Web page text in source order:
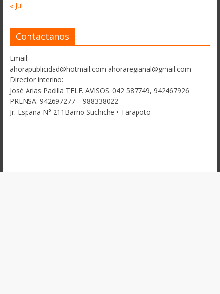
« Jul
Contactanos
Email:
ahorapublicidad@hotmail.com ahoraregianal@gmail.com
Director interino:
José Arias Padilla TELF. AVISOS. 042 587749, 942467926
PRENSA: 942697277 – 988338022
Jr. España N° 211Barrio Suchiche • Tarapoto